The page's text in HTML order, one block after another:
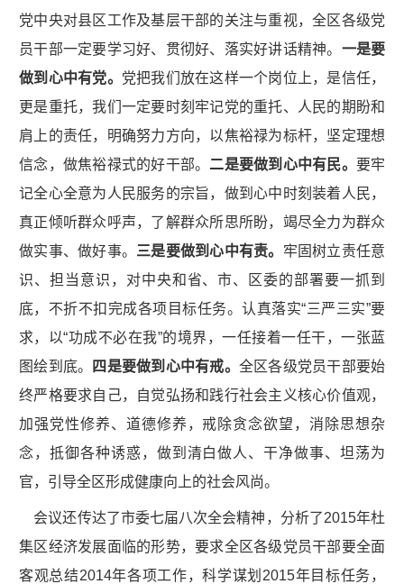
党中央对县区工作及基层干部的关注与重视，全区各级党
员干部一定要学习好、贯彻好、落实好讲话精神。 一是要
做到心中有党。 党把我们放在这样一个岗位上，是信任，
更是重托，我们一定要时刻牢记党的重托、人民的期盼和
肩上的责任，明确努力方向，以焦裕禄为标杆，坚定理想
信念，做焦裕禄式的好干部。 二是要做到心中有民。 要牢
记全心全意为人民服务的宗旨，做到心中时刻装着人民，
真正倾听群众呼声，了解群众所思所盼，竭尽全力为群众
做实事、做好事。 三是要做到心中有责。 牢固树立责任意
识、担当意识，对中央和省、市、区委的部署要一抓到
底，不折不扣完成各项目标任务。认真落实“三严三实”要
求，以“功成不必在我”的境界，一任接着一任干，一张蓝
图绘到底。
四是要做到心中有戒。 全区各级党员干部要始
终严格要求自己，自觉弘扬和践行社会主义核心价值观，
加强党性修养、道德修养，戒除贪念欲望，消除思想杂
念，抵御各种诱惑，做到清白做人、干净做事、坦荡为
官，引导全区形成健康向上的社会风尚。
会议还传达了市委七届八次全会精神，分析了2015年杜
集区经济发展面临的形势，要求全区各级党员干部要全面
客观总结2014年各项工作，科学谋划2015年目标任务，